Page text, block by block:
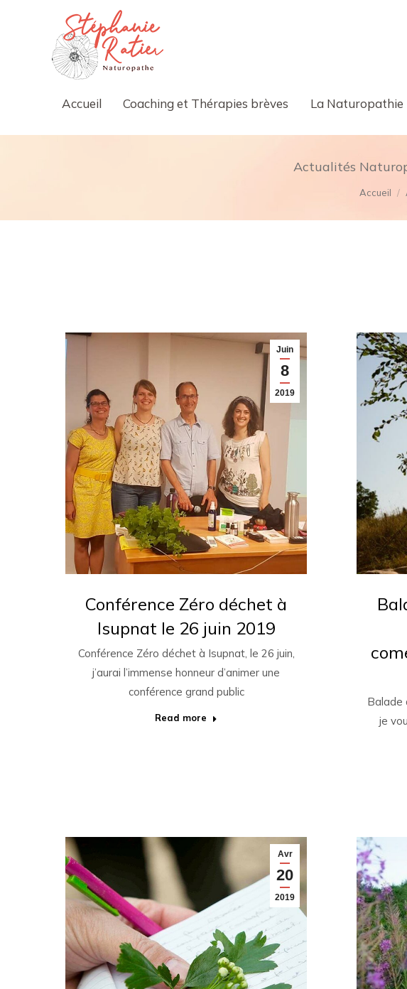
Accueil Coaching et Thérapies brèves La Naturopathie
Actualités
Vous
Accueil
Juin
8
2019
Conférence Zéro déchet à
Isupnat le 26 juin 2019
Conférence Zéro déchet à Isupnat, le 26 juin,
j’aurai l’immense honneur d’animer une
conférence grand public
Read more
Balade
je
Avr
20
2019